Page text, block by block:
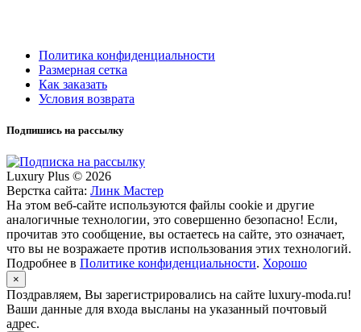
Политика конфиденциальности
Размерная сетка
Как заказать
Условия возврата
Подпишись на рассылку
Luxury Plus © 2026
Верстка сайта: Линк Мастер
На этом веб-сайте используются файлы cookie и другие
аналогичные технологии, это совершенно безопасно! Если,
прочитав это сообщение, вы остаетесь на сайте, это означает,
что вы не возражаете против использования этих технологий.
Подробнее в Политике конфиденциальности. Хорошо
×
Поздравляем, Вы зарегистрировались на сайте luxury-moda.ru!
Ваши данные для входа высланы на указанный почтовый
адрес.